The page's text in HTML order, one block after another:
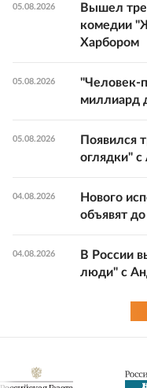
05.08.2026
Вышел
комедии
Харбором
05.08.2026
"Человек-
миллиард
05.08.2026
Появился
оглядки"
04.08.2026
Нового
объявят
04.08.2026
В России
люди" с